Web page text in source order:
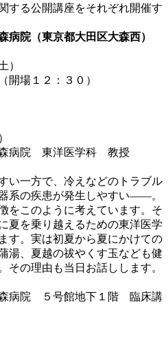
する公開講座をそれぞれ開催す
院（東京都大田区大森西）
）
場１２：３０）
病院 東洋医学科 教授
い一方で、冷えなどのトラブル
系の疾患が発生しやすい――。
をこのように考えています。そ
夏を乗り越えるための東洋医学
す。実は初夏から夏にかけての
湯、夏越の祓やくす玉なども健
その理由も当日お話しします。
病院 ５号館地下１階 臨床講